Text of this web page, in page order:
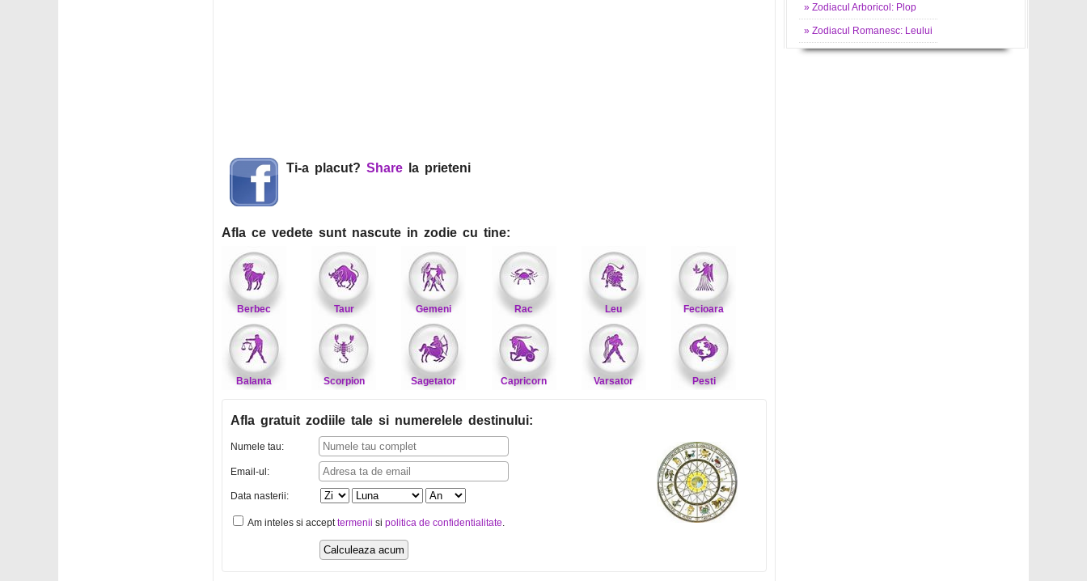
Ti-a placut? Share la prieteni
Afla ce vedete sunt nascute in zodie cu tine:
Berbec Taur Gemeni Rac Leu Fecioara
Balanta Scorpion Sagetator Capricorn Varsator Pesti
Afla gratuit zodiile tale si numerelele destinului:
Numele tau:
Email-ul:
Data nasterii:
Am inteles si accepttermenii si politica de confidentialitate.
» Zodiacul Arboricol: Plop
» Zodiacul Romanesc: Leului